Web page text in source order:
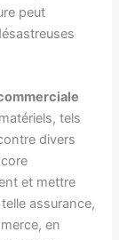
peut
tels
divers
et mettre
assurance,
en